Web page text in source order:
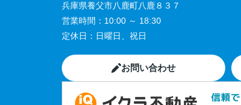
兵庫県養父市八鹿町八鹿８３７
営業時間： 10:00 ～ 18:30
定休日： 日曜日、祝日
お問い合わせ